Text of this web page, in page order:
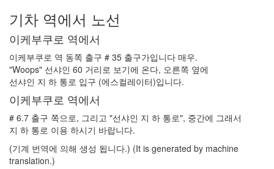
기차 역에서 노선
이케부쿠로 역에서
이케부쿠로 역 동쪽 출구 # 35 출구가입니다 매우.
"Woops" 선샤인 60 거리로 보기에 온다, 오른쪽 옆에
선샤인 지 하 통로 입구 (에스컬레이터)입니다.
이케부쿠로 역에서
# 6.7 출구 쪽으로, 그리고 "선샤인 지 하 통로", 중간에 그래서
지 하 통로 이용 하시기 바랍니다.
(기계 번역에 의해 생성 됩니다.) (It is generated by machine
translation.)